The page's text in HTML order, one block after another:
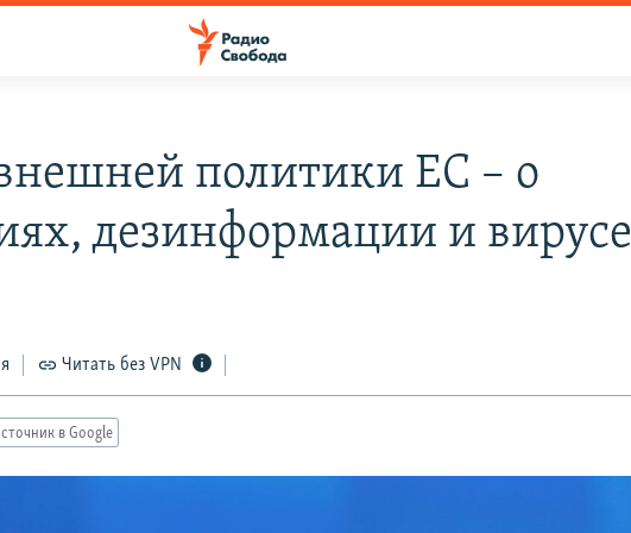
политики ЕС – о
дезинформации и вирусе
Читать без VPN
в Google